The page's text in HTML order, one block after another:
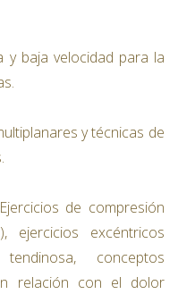
y baja velocidad para la
y técnicas de
de compresión
ejercicios excéntricos
conceptos
relación con el dolor